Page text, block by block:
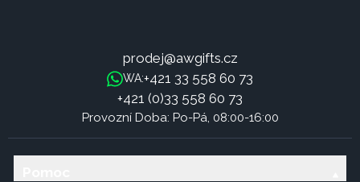
prodej@awgifts.cz
WA:+421 33 558 60 73
+421 (0)33 558 60 73
Provozní Doba: Po-Pá, 08:00-16:00